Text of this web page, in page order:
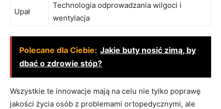
Upał
Technologia odprowadzania wilgoci i
wentylacja
Polecane dla Ciebie: Jakie buty nosić zimą, by
dbać o zdrowie stóp?
Wszystkie te innowacje mają na celu nie tylko poprawę
jakości życia osób z problemami ortopedycznymi, ale